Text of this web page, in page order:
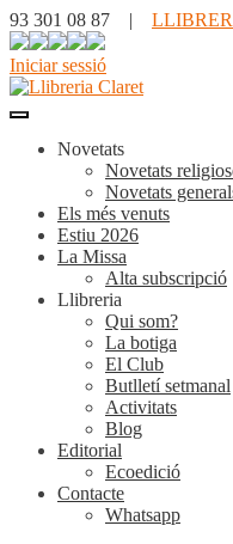
93 301 08 87 |
Iniciar sessió
Novetats
Novetats
Novetats
Els més venuts
Estiu 2026
La Missa
Alta subscripció
Llibreria
Qui som?
La botiga
El Club
Butlletí setmanal
Activitats
Blog
Editorial
Ecoedició
Contacte
Whatsapp